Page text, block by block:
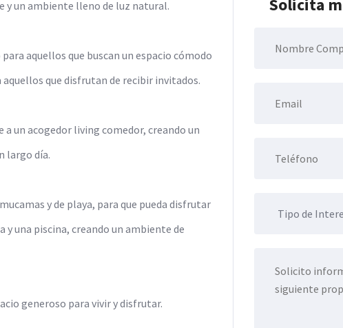
un ambiente lleno de luz natural.
aquellos que buscan un espacio cómodo
aquellos que disfrutan de recibir invitados.
un acogedor living comedor, creando un
largo día.
y de playa, para que pueda disfrutar
y una piscina, creando un ambiente de
generoso para vivir y disfrutar.
Solicita